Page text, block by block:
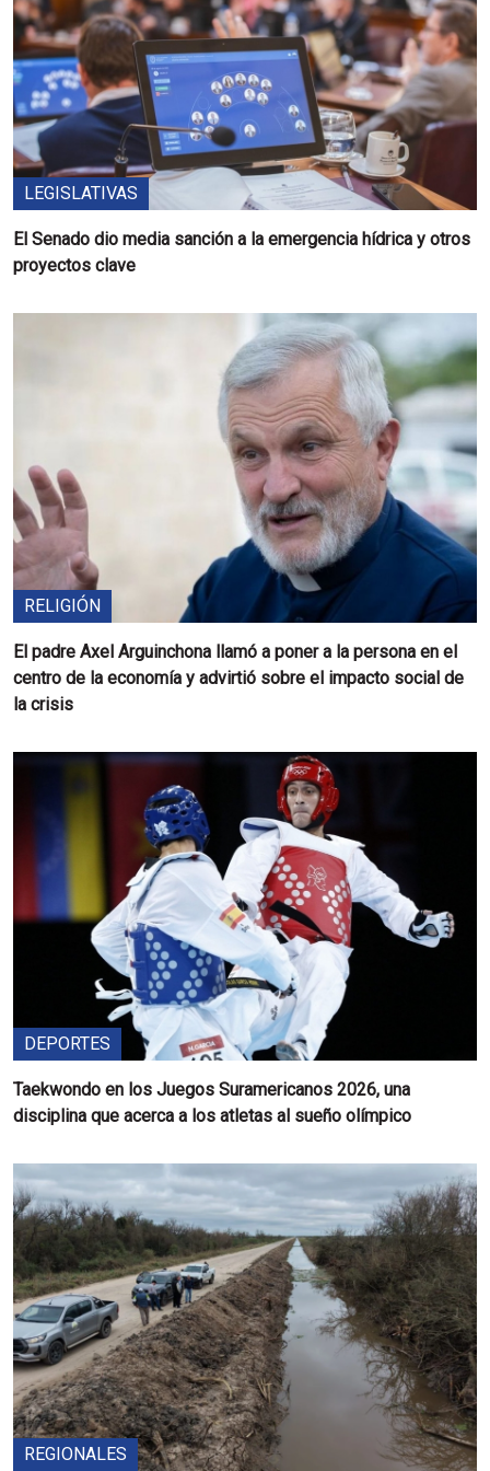
LEGISLATIVAS
El Senado dio media sanción a la emergencia hídrica y otros
proyectos clave
RELIGIÓN
El padre Axel Arguinchona llamó a poner a la persona en el
centro de la economía y advirtió sobre el impacto social de
la crisis
DEPORTES
Taekwondo en los Juegos Suramericanos 2026, una
disciplina que acerca a los atletas al sueño olímpico
REGIONALES